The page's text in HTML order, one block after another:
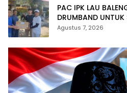
PAC IPK LAU
DRUMBAND UNTUK
SAMBUT HUT RI KE-
Agustus 7, 2026